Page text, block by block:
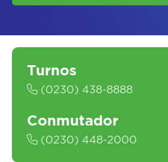
Turnos
(0230) 438-8888
Conmutador
(0230) 448-2000